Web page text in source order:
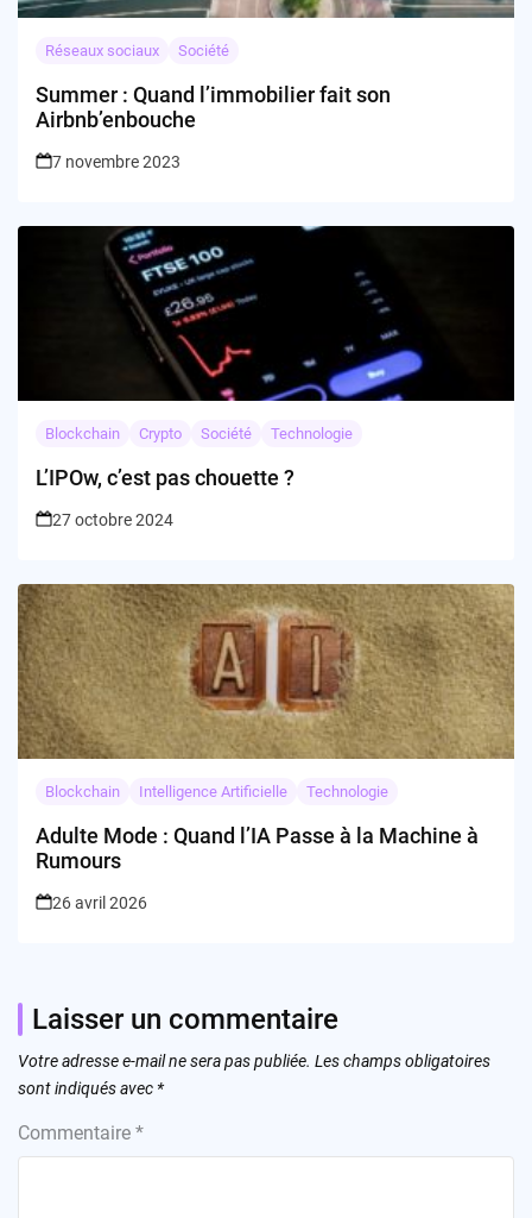
Réseaux sociaux Société
Summer : Quand l’immobilier fait son
Airbnb’enbouche
7 novembre 2023
Blockchain Crypto Société Technologie
L’IPOw, c’est pas chouette ?
27 octobre 2024
Blockchain Intelligence Artificielle Technologie
Adulte Mode : Quand l’IA Passe à la Machine à
Rumours
26 avril 2026
Laisser un commentaire
Votre adresse e-mail ne sera pas publiée. Les champs obligatoires
sont indiqués avec *
Commentaire *